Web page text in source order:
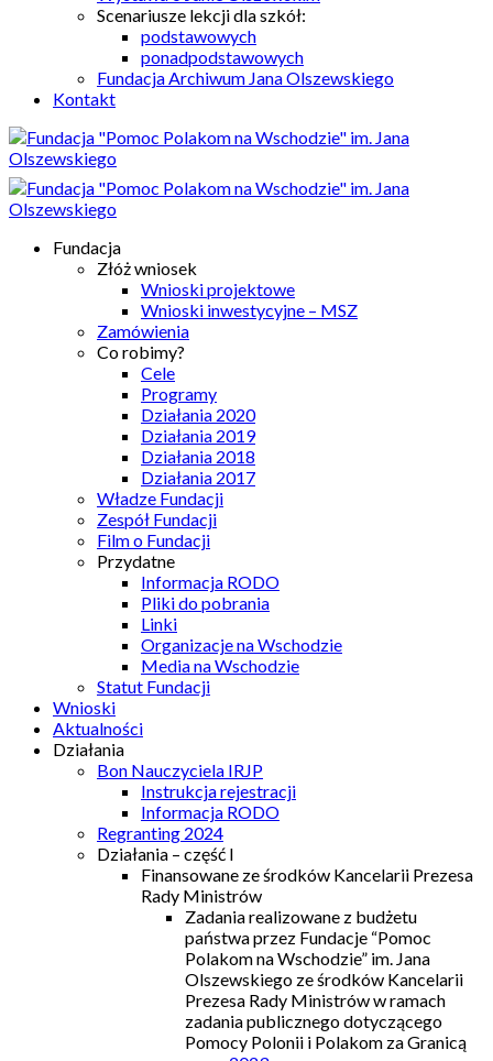
Scenariusze lekcji dla szkół:
podstawowych
ponadpodstawowych
Fundacja Archiwum Jana Olszewskiego
Kontakt
Fundacja
Złóż wniosek
Wnioski projektowe
Wnioski inwestycyjne – MSZ
Zamówienia
Co robimy?
Cele
Programy
Działania 2020
Działania 2019
Działania 2018
Działania 2017
Władze Fundacji
Zespół Fundacji
Film o Fundacji
Przydatne
Informacja RODO
Pliki do pobrania
Linki
Organizacje na Wschodzie
Media na Wschodzie
Statut Fundacji
Wnioski
Aktualności
Działania
Bon Nauczyciela IRJP
Instrukcja rejestracji
Informacja RODO
Regranting 2024
Działania – część I
Finansowane ze środków Kancelarii Prezesa
Rady Ministrów
Zadania realizowane z budżetu
państwa przez Fundacje “Pomoc
Polakom na Wschodzie” im. Jana
Olszewskiego ze środków Kancelarii
Prezesa Rady Ministrów w ramach
zadania publicznego dotyczącego
Pomocy Polonii i Polakom za Granicą